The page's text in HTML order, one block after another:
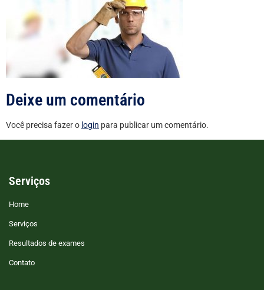
Deixe um comentário
Você precisa fazer o login para publicar um comentário.
Serviços
Home
Serviços
Resultados de exames
Contato